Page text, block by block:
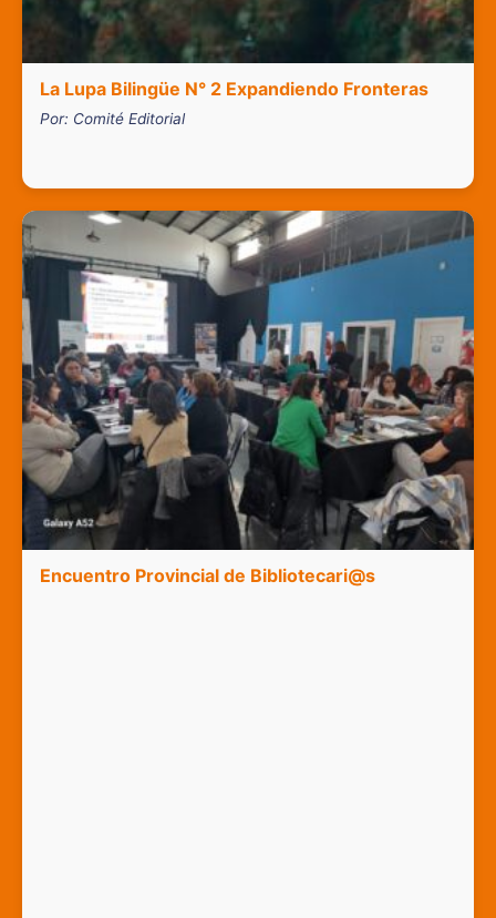
La Lupa Bilingüe N° 2 Expandiendo Fronteras
Por: Comité Editorial
Encuentro Provincial de Bibliotecari@s